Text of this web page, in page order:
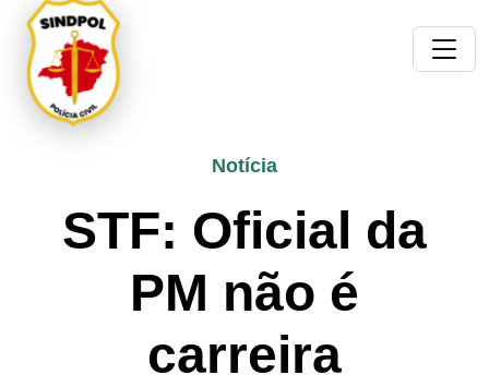
Notícia
STF: Oficial da
PM não é
carreira